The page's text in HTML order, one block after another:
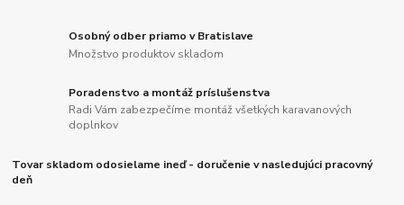
Osobný odber priamo v Bratislave
Množstvo produktov skladom
Poradenstvo a montáž príslušenstva
Radi Vám zabezpečíme montáž všetkých karavanových
doplnkov
Tovar skladom odosielame ineď - doručenie v nasledujúci pracovný
deň